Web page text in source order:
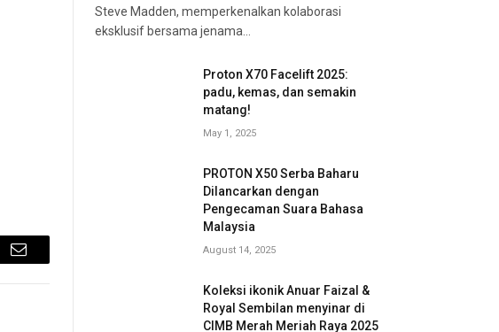
Email
Steve Madden, memperkenalkan kolaborasi
eksklusif bersama jenama…
Proton X70 Facelift 2025:
padu, kemas, dan semakin
matang!
May 1, 2025
PROTON X50 Serba Baharu
Dilancarkan dengan
Pengecaman Suara Bahasa
Malaysia
August 14, 2025
Koleksi ikonik Anuar Faizal &
Royal Sembilan menyinar di
CIMB Merah Meriah Raya 2025